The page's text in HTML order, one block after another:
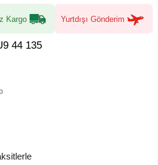
Kargo Yurtdışı Gönderim
44 135